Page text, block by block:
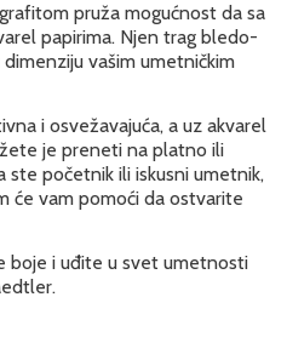
pruža mogućnost da sa
papirima. Njen trag bledo-
vašim umetničkim
i osvežavajuća, a uz akvarel
je preneti na platno ili
ste početnik ili iskusni umetnik,
će vam pomoći da ostvarite
boje i uđite u svet umetnosti